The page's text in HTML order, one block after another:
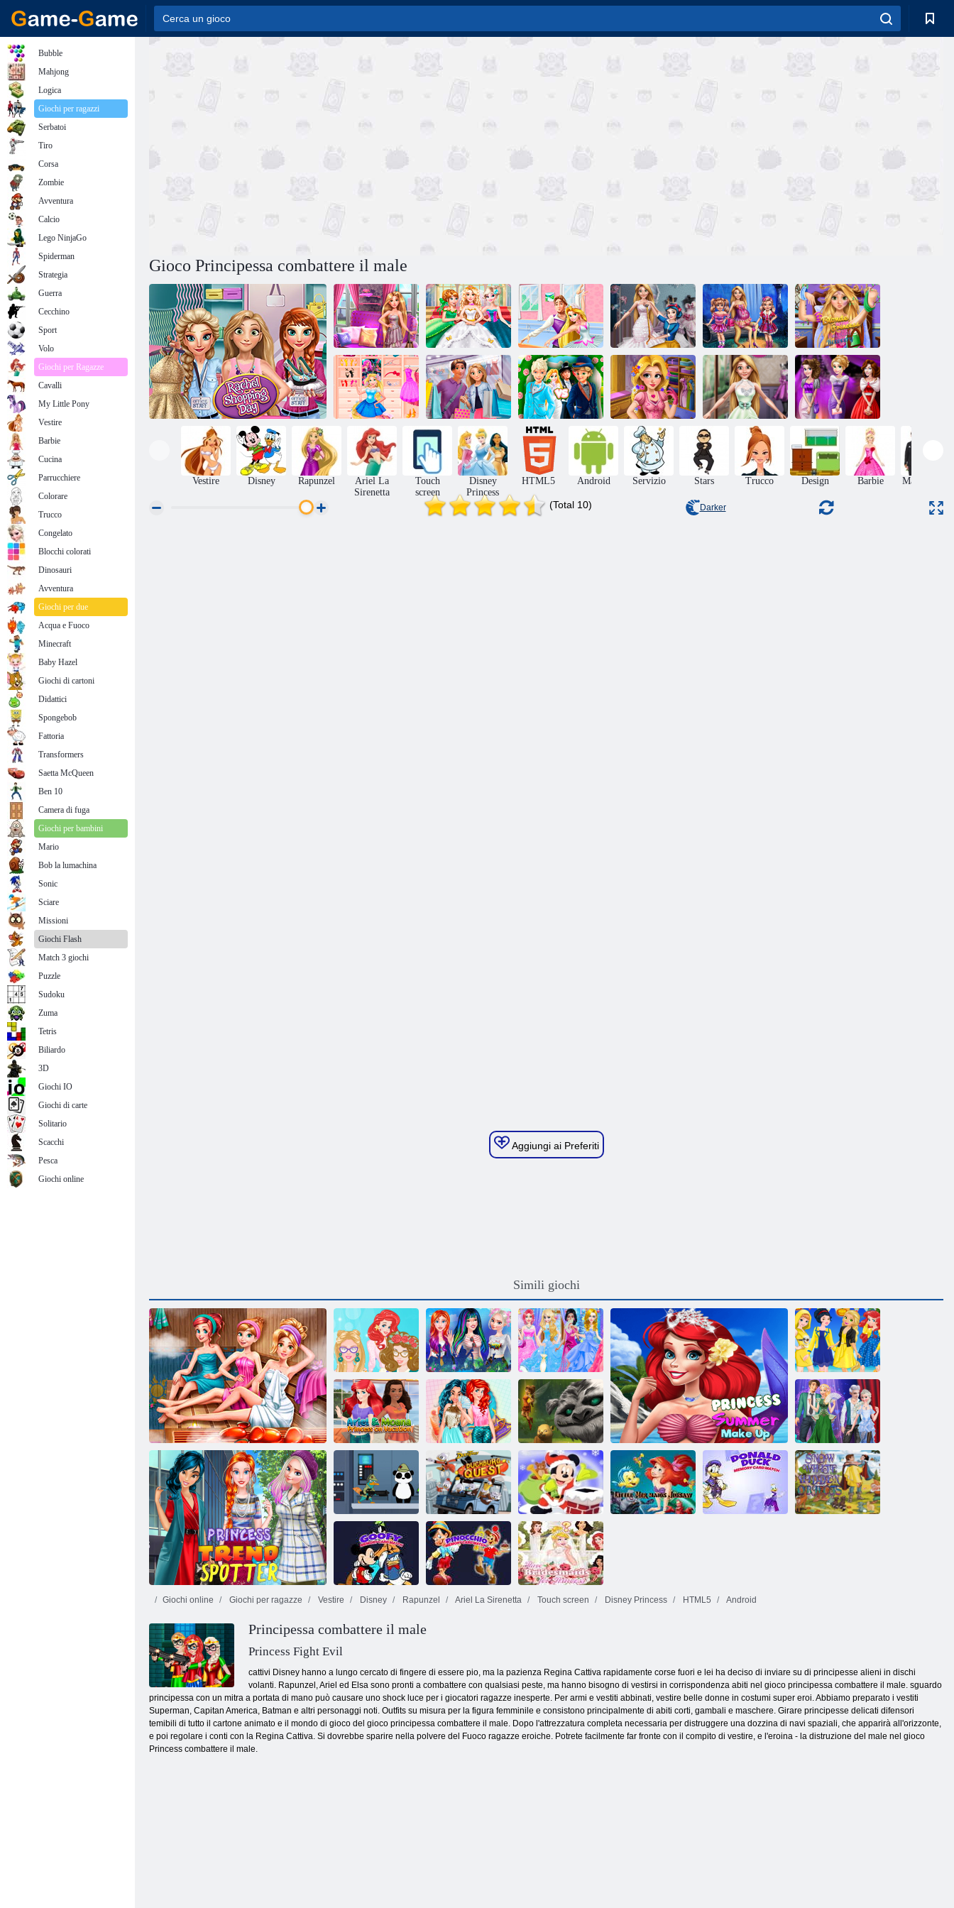
Gioco Principessa combattere il male
Trova di
Rapunzel sfera
Outfit
Goldie
principessa
Wedding
Principessa
Ballerina
proiettile Rush
Designer Studio
Dress
Splendida Twins
primavera
Campo
Recupero
biondo della
principessa
ospedaliera
Spogliatoio
Dolce
Principessa
Giorno di
shopping Rachel
e Filip
Miglior uomo a
Matrimonio di
Rapunzel
Bionda giorno
della principessa
spa
Celebrity Tailor
Shop
Glamour Prom
Night
Vestire Disney Rapunzel
Ariel La
Sirenetta
Touch
screen
Disney
Princess
HTML5 Android Servizio Stars Trucco Design Barbie Matrimonio
(Total 10) Darker
Aggiungi ai Preferiti
Simili giochi
Principesse Sauna Realife
Barbie Book
Club
Principesse 3
feste di
primavera
Cenerentola:
Fashion Store
Principessa o
Minion
Ariel e Moana
Princess in
vacanza
Swap per
principesse
Spotter di tendenza principessa
Disney
Tinkerbell e la
leggenda dei
Neverbeast Pixie
Hollow animali
La miglior
coppia inverno
Phineas e Ferb
stella guerre
Agente P Rebel
Spy
Disney
Ducktales
Duckburg Quest
Puzzle natalizio
Disney
Pippo Memory
card Match
Giochi online Giochi per ragazze Vestire Disney Rapunzel Ariel La Sirenetta Touch screen Disney Princess HTML5 Android
Principessa combattere il male
Princess Fight Evil
cattivi Disney hanno a lungo cercato di fingere di essere pio, ma la pazienza Regina Cattiva rapidamente corse fuori e lei ha deciso di inviare su di principesse alieni in dischi
volanti. Rapunzel, Ariel ed Elsa sono pronti a combattere con qualsiasi peste, ma hanno bisogno di vestirsi in corrispondenza abiti nel gioco principessa combattere il male. sguardo
principessa con un mitra a portata di mano può causare uno shock luce per i giocatori ragazze inesperte. Per armi e vestiti abbinati, vestire belle donne in costumi super eroi. Abbiamo preparato i vestiti
Superman, Capitan America, Batman e altri personaggi noti. Outfits su misura per la figura femminile e consistono principalmente di abiti corti, gambali e maschere. Girare principesse delicati difensori
temibili di tutto il cartone animato e il mondo di gioco del gioco principessa combattere il male. Dopo l'attrezzatura completa necessaria per distruggere una dozzina di navi spaziali, che apparirà all'orizzonte,
e poi regolare i conti con la Regina Cattiva. Si dovrebbe sparire nella polvere del Fuoco ragazze eroiche. Potrete facilmente far fronte con il compito di vestire, e l'eroina - la distruzione del male nel gioco
Princess combattere il male.
Bubble
Mahjong
Logica
Giochi per ragazzi
Serbatoi
Tiro
Corsa
Zombie
Avventura
Calcio
Lego NinjaGo
Spiderman
Strategia
Guerra
Cecchino
Sport
Volo
Giochi per Ragazze
Cavalli
My Little Pony
Vestire
Barbie
Cucina
Parrucchiere
Colorare
Trucco
Congelato
Blocchi colorati
Dinosauri
Avventura
Giochi per due
Acqua e Fuoco
Minecraft
Baby Hazel
Giochi di cartoni
Didattici
Spongebob
Fattoria
Transformers
Saetta McQueen
Ben 10
Camera di fuga
Giochi per bambini
Mario
Bob la lumachina
Sonic
Sciare
Missioni
Giochi Flash
Match 3 giochi
Puzzle
Sudoku
Zuma
Tetris
Biliardo
3D
Giochi IO
Giochi di carte
Solitario
Scacchi
Pesca
Giochi online